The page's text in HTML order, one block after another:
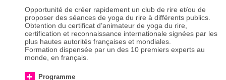
Opportunité de créer rapidement un club de rire et/ou de
proposer des séances de yoga du rire à différents publics.
Obtention du certificat d’animateur de yoga du rire,
certification et reconnaissance internationale signées par les
plus hautes autorités françaises et mondiales.
Formation dispensée par un des 10 premiers experts au
monde, en français.
Programme